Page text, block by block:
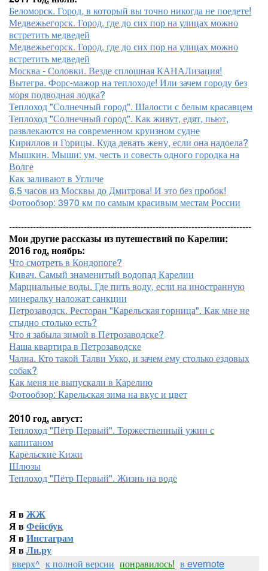
Беломорск. Город, в который вы точно никогда не поедете!
Медвежьегорск. Город, где до сих пор на улицах можно
встретить медведей
Медвежьегорск. Город, где до сих пор на улицах можно
встретить медведей
Москва - Соловки. Везде сплошная КАНАЛизация!
Вытегра. Форс-мажор на теплоходе! Или зачем городу без
моря подводная лодка?
Теплоход "Солнечный город". Шалости с белым красавцем
Теплоход "Солнечный город". Как живут, едят, пьют,
развлекаются на современном круизном судне
Кириллов и Горицы. Куда девать жену, если она надоела?
Мышкин. Мыши: ум, честь и совесть одного городка на
Волге
Как заливают в Угличе
6,5 часов из Москвы до Дмитрова! И это без пробок!
Фотообзор: 3970 км по самым красивым местам России
---------------------------------------------------------------------------------
Мои другие рассказы из путешествий по Карелии:
2016 год, ноябрь:
Что смотреть в Кондопоге?
Кивач. Самый знаменитый водопад Карелии
Марциальные воды. Где пить воду, если на иностранную
минералку наложат санкции
Петрозаводск. Ресторан "Карельская горница". Как мне не
стыдно столько есть?
Что я забыла зимой в Петрозаводске?
Наша квартира в Петрозаводске
Чална. Кто такой Талви Укко, и зачем ему столько ездовых
собак?
Как меня не выпускали в Карелию
Фотообзор: Карельская зима на вкус и цвет
2010 год, август:
Теплоход "Пётр Первый". Торжественный ужин с
капитаном
Карельские Кижи
Шлюзы
Теплоход "Пётр Первый". Жизнь на воде
Я вЖЖ
Я вФейсбук
Я вИнстаграм
Я вЛи.ру
вверх^ к полной версии понравилось! в evernote